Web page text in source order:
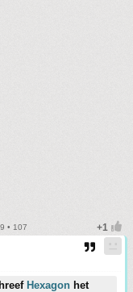
• 107
Hexagon het